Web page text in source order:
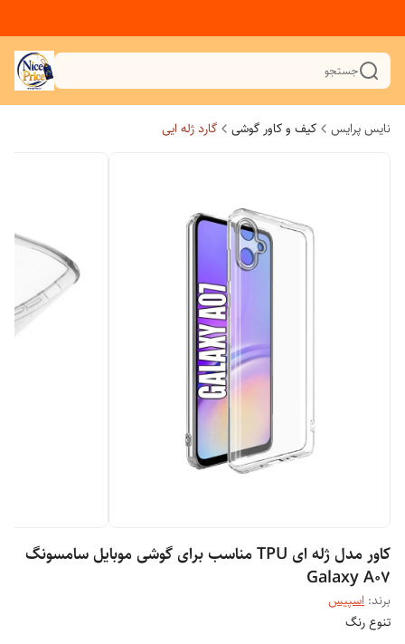
جستجو
نایس پرایس کیف و کاور گوشی گارد ژله ایی
کاور مدل ژله ای TPU مناسب برای گوشی موبایل سامسونگ
Galaxy A07
برند: اسپیس
تنوع رنگ